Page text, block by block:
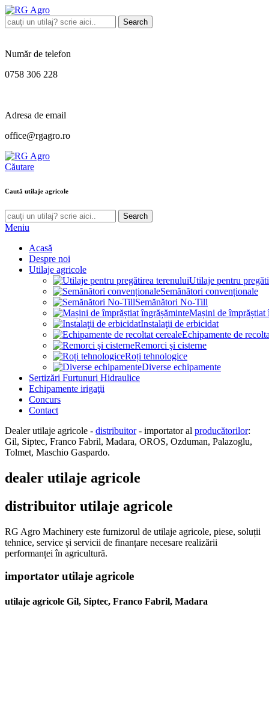
Search
Număr de telefon
0758 306 228
Adresa de email
office@rgagro.ro
Căutare
Caută utilaje agricole
Search
Meniu
Acasă
Despre noi
Utilaje agricole
Utilaje pentru
Semănători convenționale
Semănători No-Till
Mașini de împrăștiat
Instalaţii de erbicidat
Echipamente de
Remorci şi cisterne
Roți tehnologice
Diverse echipamente
Sertizări Furtunuri Hidraulice
Echipamente irigaţii
Concurs
Contact
Dealer utilaje agricole - distribuitor- importator al producătorilor:
Gil, Siptec, Franco Fabril, Madara, OROS, Ozduman, Palazoglu,
Tolmet, Maschio Gaspardo.
dealer utilaje agricole
distribuitor utilaje agricole
RG Agro Machinery este furnizorul de utilaje agricole, piese, soluții
tehnice, service și servicii de finanțare necesare realizării
performanței în agricultură.
importator utilaje agricole
utilaje agricole Gil, Siptec, Franco Fabril, Madara